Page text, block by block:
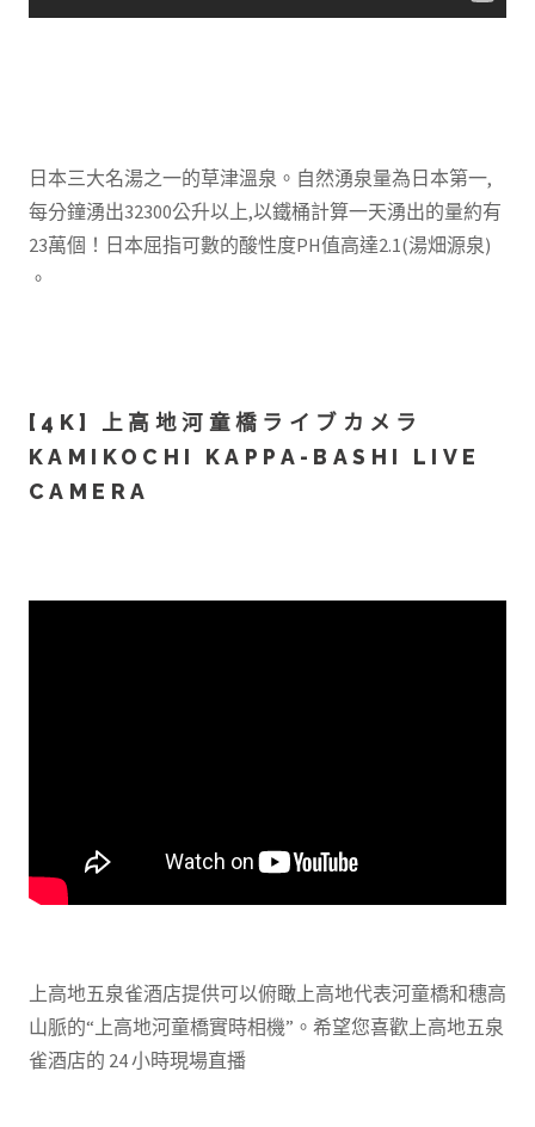
日本三大名湯之一的草津溫泉。自然湧泉量為日本第一,
每分鐘湧出32300公升以上,以鐵桶計算一天湧出的量約有
23萬個！日本屈指可數的酸性度PH值高達2.1(湯畑源泉)
。
[4K] 上高地河童橋ライブカメラ
KAMIKOCHI KAPPA-BASHI LIVE
CAMERA
上高地五泉雀酒店提供可以俯瞰上高地代表河童橋和穗高
山脈的“上高地河童橋實時相機”。希望您喜歡上高地五泉
雀酒店的 24 小時現場直播